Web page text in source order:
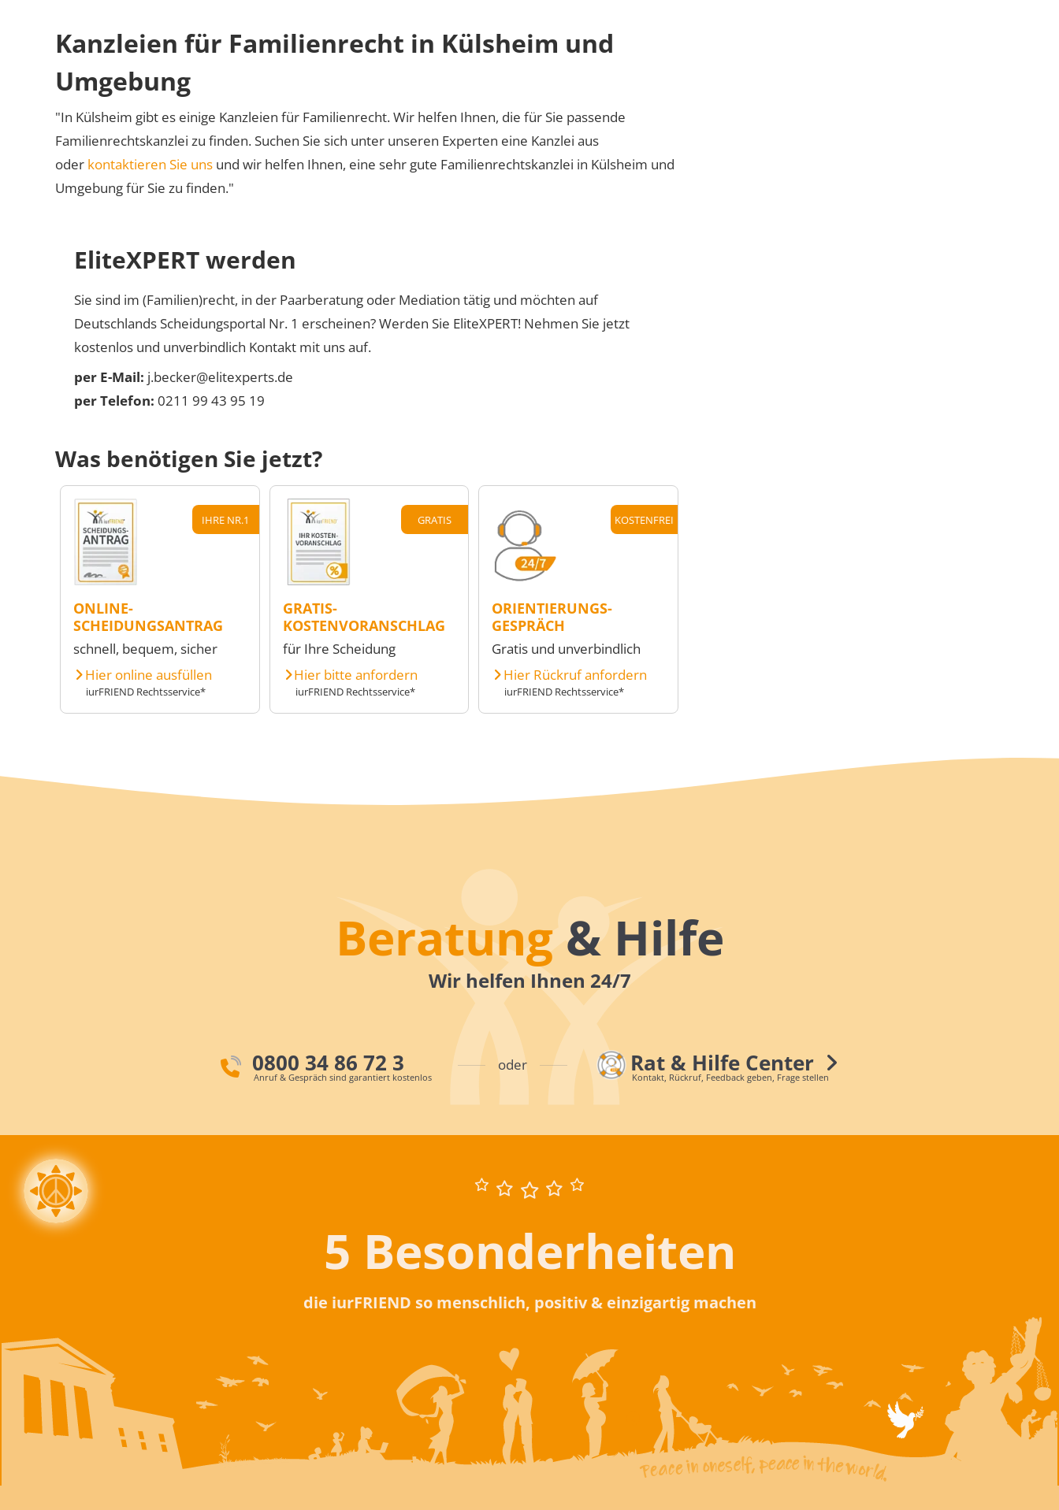
Kanzleien für Familienrecht in Külsheim und
Umgebung
"In Külsheim gibt es einige Kanzleien für Familienrecht. Wir helfen Ihnen, die für Sie passende
Familienrechtskanzlei zu finden. Suchen Sie sich unter unseren Experten eine Kanzlei aus
oder kontaktieren Sie uns und wir helfen Ihnen, eine sehr gute Familienrechtskanzlei in Külsheim und
Umgebung für Sie zu finden."
EliteXPERT werden
Sie sind im (Familien)recht, in der Paarberatung oder Mediation tätig und möchten auf
Deutschlands Scheidungsportal Nr. 1 erscheinen? Werden Sie EliteXPERT! Nehmen Sie jetzt
kostenlos und unverbindlich Kontakt mit uns auf.
per E-Mail: j.becker@elitexperts.de
per Telefon: 0211 99 43 95 19
Was benötigen Sie jetzt?
IHRE NR.1
ONLINE-
SCHEIDUNGSANTRAG
schnell, bequem, sicher
Hier online ausfüllen
iurFRIEND Rechtsservice*
GRATIS
GRATIS-
KOSTENVORANSCHLAG
für Ihre Scheidung
Hier bitte anfordern
iurFRIEND Rechtsservice*
KOSTENFREI
ORIENTIERUNGS-
GESPRÄCH
Gratis und unverbindlich
Hier Rückruf anfordern
iurFRIEND Rechtsservice*
Beratung& Hilfe
Wir helfen Ihnen 24/7
0800 34 86 72 3
Anruf & Gespräch sind garantiert kostenlos
oder Rat & Hilfe Center
Kontakt, Rückruf, Feedback geben, Frage stellen
5 Besonderheiten
die iurFRIEND so menschlich, positiv & einzigartig machen